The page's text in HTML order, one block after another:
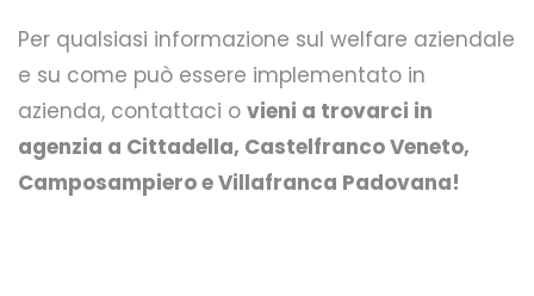
Per qualsiasi informazione sul welfare aziendale
e su come può essere implementato in
azienda, contattaci o vieni a trovarci in
agenzia a Cittadella, Castelfranco Veneto,
Camposampiero e Villafranca Padovana!